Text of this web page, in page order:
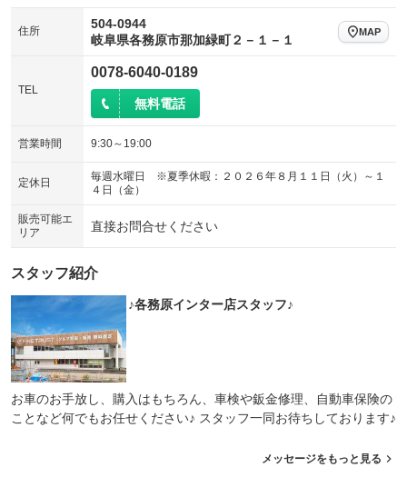
住所
504-0944
岐阜県各務原市那加緑町２－１－１
MAP
TEL
0078-6040-0189
無料電話
営業時間 9:30～19:00
定休日
毎週水曜日 ※夏季休暇：２０２６年８月１１日（火）～１
４日（金）
販売可能エ
リア
直接お問合せください
スタッフ紹介
♪各務原インター店スタッフ♪
お車のお手放し、購入はもちろん、車検や鈑金修理、自動車保険の
ことなど何でもお任せください♪ スタッフ一同お待ちしております♪
メッセージをもっと見る